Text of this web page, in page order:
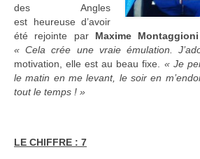
des Angles
est heureuse d’avoir
été rejointe par Maxime Montaggioni
« Cela crée une vraie émulation.
motivation, elle est au beau fixe. « Je
le matin en me levant, le soir en
tout le temps ! »
LE CHIFFRE : 7